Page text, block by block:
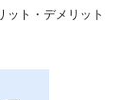
ット・デメリット